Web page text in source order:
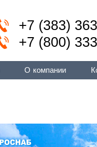
+7 (383)
+7 (800)
О компании